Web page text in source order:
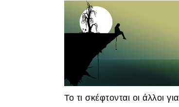
Το τι σκέφτονται οι άλλοι για